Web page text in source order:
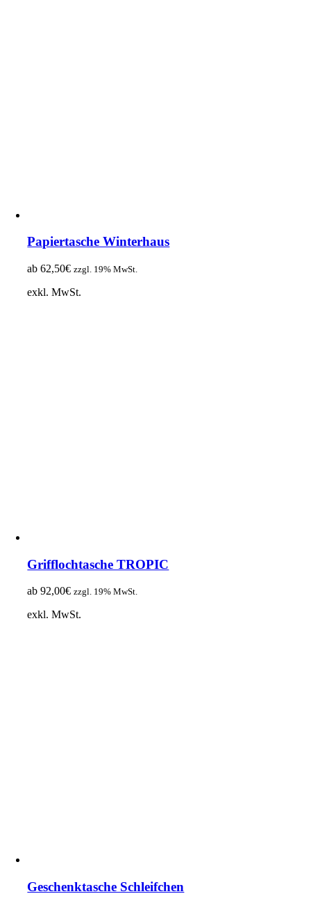
Papiertasche Winterhaus
ab62,50€ zzgl. 19% MwSt.
exkl. MwSt.
Grifflochtasche TROPIC
ab92,00€ zzgl. 19% MwSt.
exkl. MwSt.
Geschenktasche Schleifchen